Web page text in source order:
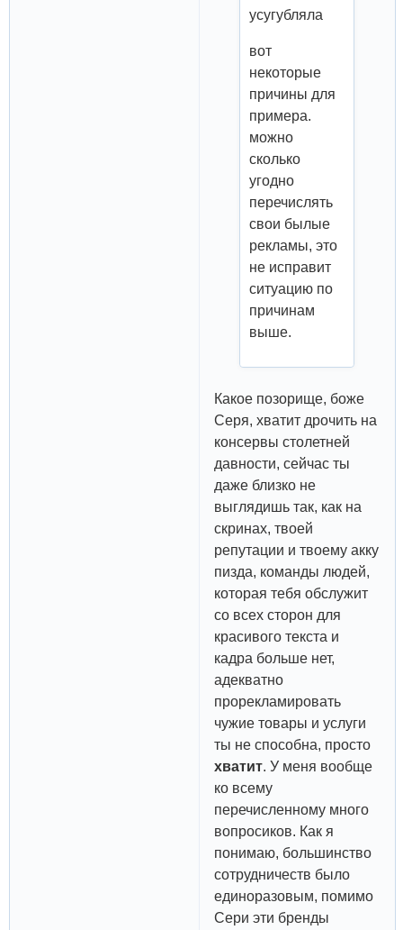
усугубляла
вот
некоторые
причины для
примера.
можно
сколько
угодно
перечислять
свои былые
рекламы, это
не исправит
ситуацию по
причинам
выше.
Какое позорище, боже
Серя, хватит дрочить на
консервы столетней
давности, сейчас ты
даже близко не
выглядишь так, как на
скринах, твоей
репутации и твоему акку
пизда, команды людей,
которая тебя обслужит
со всех сторон для
красивого текста и
кадра больше нет,
адекватно
прорекламировать
чужие товары и услуги
ты не способна, просто
хватит. У меня вообще
ко всему
перечисленному много
вопросиков. Как я
понимаю, большинство
сотрудничеств было
единоразовым, помимо
Сери эти бренды